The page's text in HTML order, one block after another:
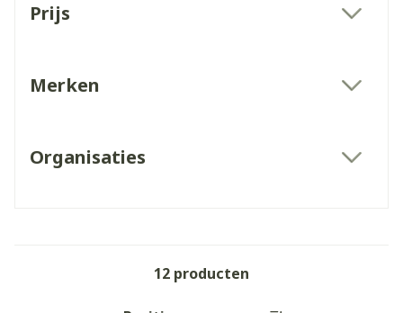
Prijs
Merken
Organisaties
12 producten